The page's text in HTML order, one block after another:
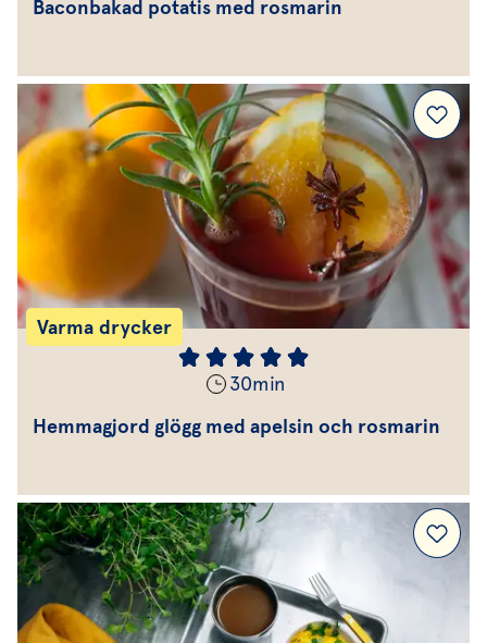
Baconbakad potatis med rosmarin
Varma drycker
30min
Hemmagjord glögg med apelsin och rosmarin